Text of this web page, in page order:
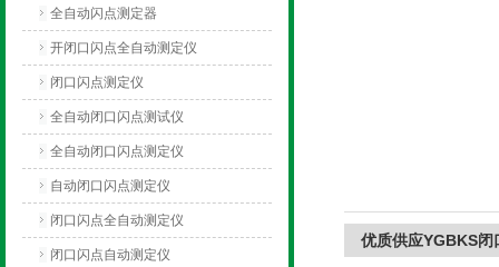
全自动闪点测定器
开闭口闪点全自动测定仪
闭口闪点测定仪
全自动闭口闪点测试仪
全自动闭口闪点测定仪
自动闭口闪点测定仪
闭口闪点全自动测定仪
闭口闪点自动测定仪
优质供应YGBKS闭